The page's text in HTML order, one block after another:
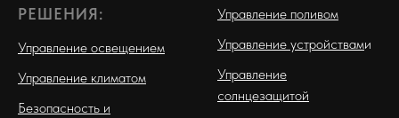
РЕШЕНИЯ:
Управление освещением
Управление климатом
Безопасность и
Управление поливом
Управление устройствами
Управление
солнцезащитой